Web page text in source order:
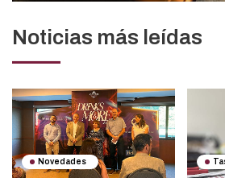
Noticias más leídas
Novedades